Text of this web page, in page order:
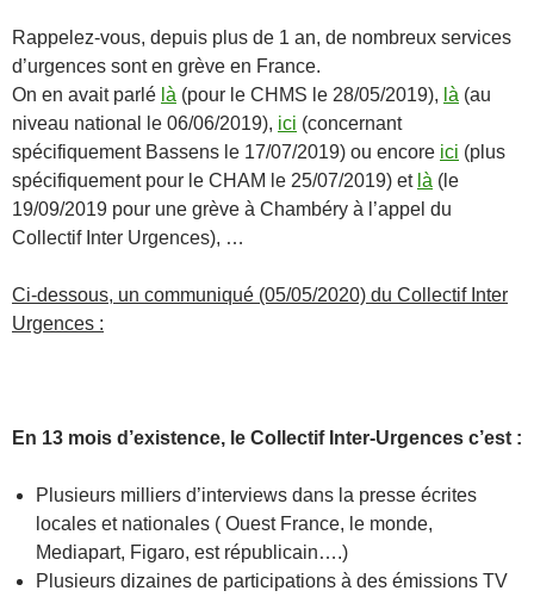
Rappelez-vous, depuis plus de 1 an, de nombreux services
d’urgences sont en grève en France.
On en avait parlé là (pour le CHMS le 28/05/2019), là (au
niveau national le 06/06/2019), ici (concernant
spécifiquement Bassens le 17/07/2019) ou encore ici (plus
spécifiquement pour le CHAM le 25/07/2019) et là (le
19/09/2019 pour une grève à Chambéry à l’appel du
Collectif Inter Urgences), …
Ci-dessous, un communiqué (05/05/2020) du Collectif Inter
Urgences :
En 13 mois d’existence, le Collectif Inter-Urgences c’est :
Plusieurs milliers d’interviews dans la presse écrites
locales et nationales ( Ouest France, le monde,
Mediapart, Figaro, est républicain….)
Plusieurs dizaines de participations à des émissions TV